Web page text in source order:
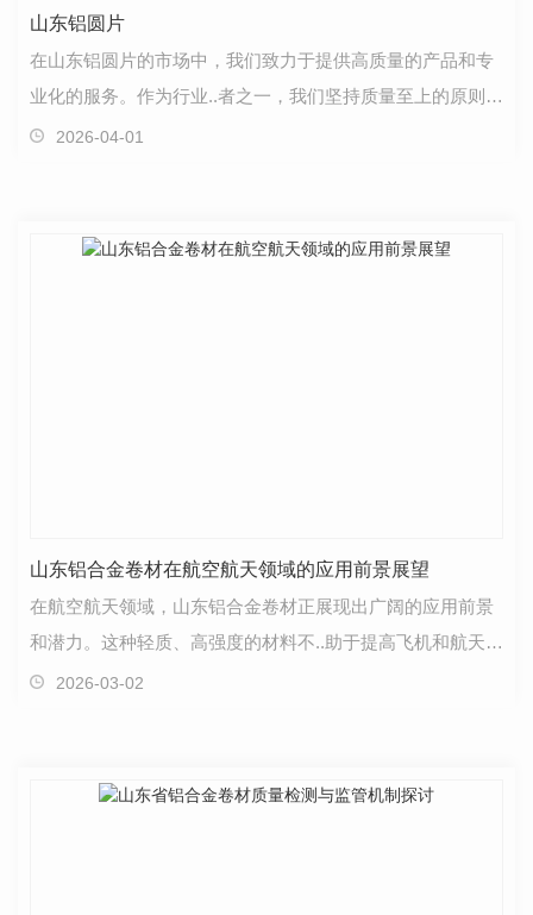
山东铝圆片
在山东铝圆片的市场中，我们致力于提供高质量的产品和专
业化的服务。作为行业..者之一，我们坚持质量至上的原则，
不断优化我们的生产工艺，..每一块铝圆片都符合.…
2026-04-01
山东铝合金卷材在航空航天领域的应用前景展望
在航空航天领域，山东铝合金卷材正展现出广阔的应用前景
和潜力。这种轻质、高强度的材料不..助于提高飞机和航天器
的性能，同时也满足了对于..材料的迫切需求。首先…
2026-03-02